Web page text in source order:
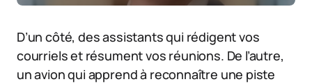
D’un côté, des assistants qui rédigent vos
courriels et résument vos réunions. De l’autre,
un avion qui apprend à reconnaître une piste